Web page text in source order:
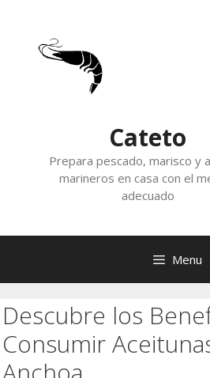
content
Cateto
Prepara pescado, marisco y
marineros en casa con el
adecuado
Menu
Descubre los
Consumir